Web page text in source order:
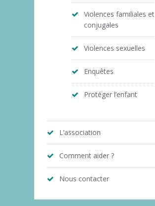
Violences familiales et
conjugales
Violences sexuelles
Enquêtes
Protéger l’enfant
L’association
Comment aider ?
Nous contacter